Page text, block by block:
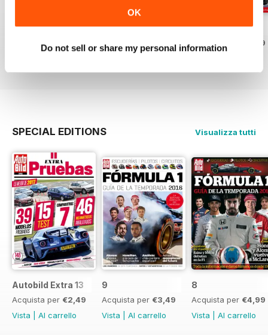
OK
Do not sell or share my personal information
Auto Bild 691
Acquista per
€3,49
Auto Bild 690
Acquista per
€3,49
Auto Bild 689
Acquista per
€3,49
SPECIAL EDITIONS Visualizza tutti
Autobild Extra 13
Acquista per €2,49
Vista
Al carrello
9
Acquista per €3,49
Vista
Al carrello
8
Acquista per €4,99
Vista
Al carrello